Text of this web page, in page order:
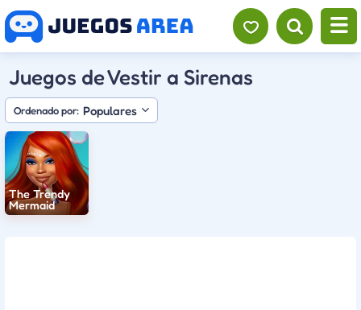
Juegos de Vestir a Sirenas
Ordenado por: Populares
The Trendy
Mermaid